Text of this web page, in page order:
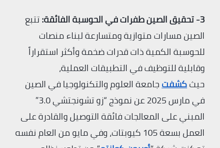
3- تحقيق الصين طفرات في الحوسبة الفائقة:
تتبع
الصين مسارات متوازية ومتسارعة لبناء منصات
للحوسبة الكمية ذات قدرات ضخمة وأكثر استقراراً
وقابلية للتوظيف في التطبيقات العملية،
حيثكشفتجامعة العلوم والتكنولوجيا في الصين
في مارس 2025 عن نموذج “زو تشونجتشي 3.0”
المبني على المعالجات فائقة التوصيل والقادرة على
العمل بسعة 105 كيوبتات، وفي مايو من العام نفسه